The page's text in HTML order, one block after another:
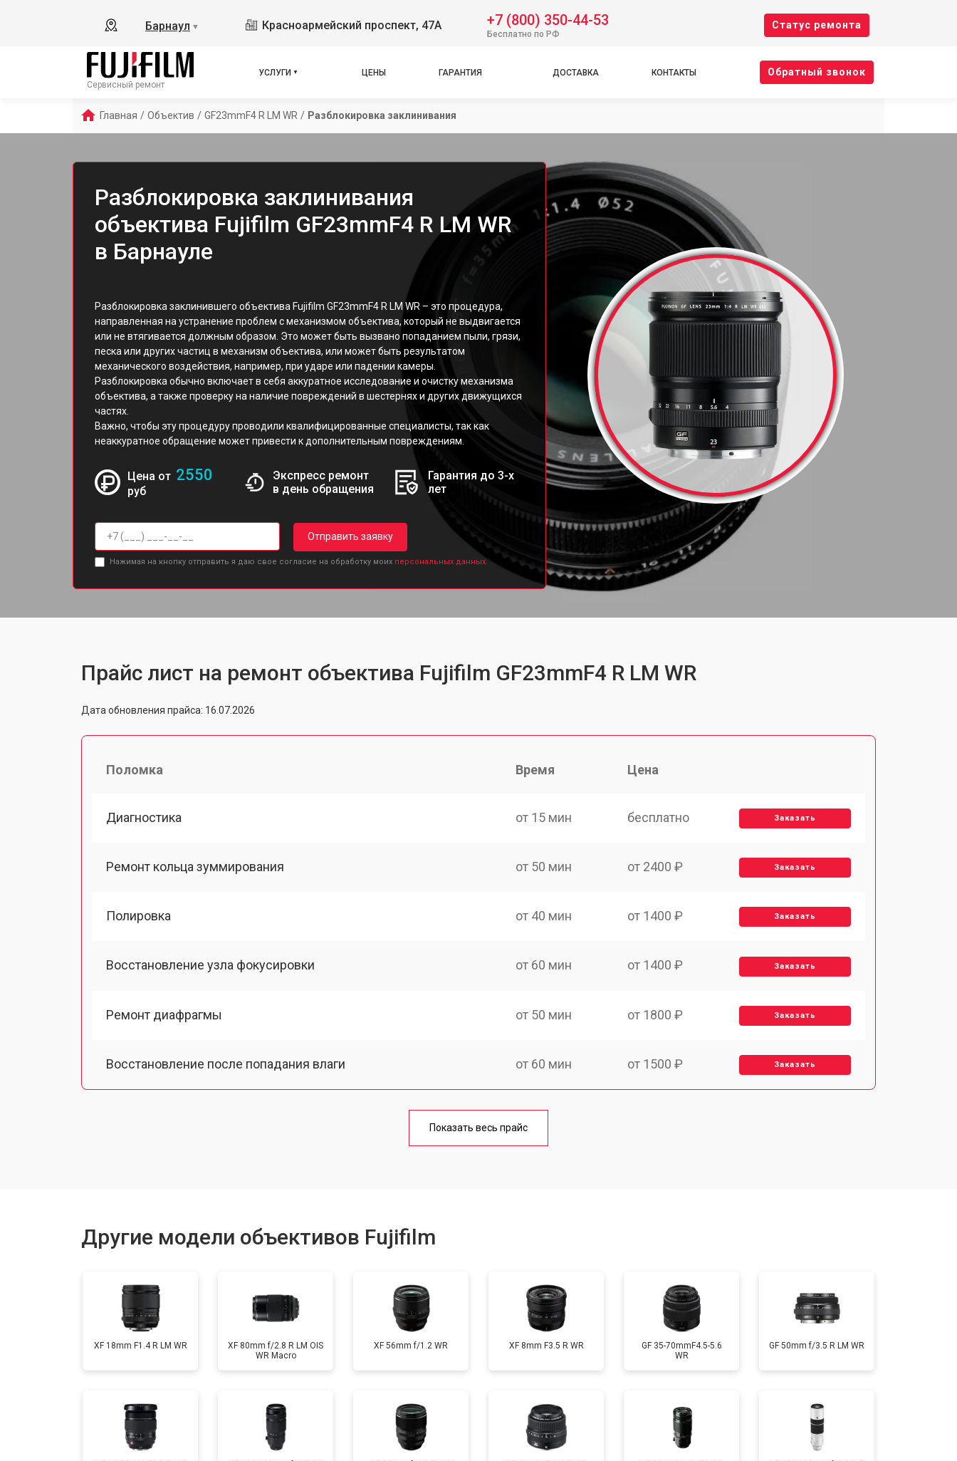
Барнаул ▼ Красноармейский проспект, 47А +7 (800) 350-44-53
Бесплатно по РФ
Cтатус ремонта
Сервисный ремонт
УСЛУГИ ЦЕНЫ ГАРАНТИЯ ДОСТАВКА КОНТАКТЫ Oбратный звонок
Главная / Объектив / GF23mmF4 R LM WR / Разблокировка заклинивания
Разблокировка заклинивания
объектива Fujifilm GF23mmF4 R LM WR
в Барнауле
Разблокировка заклинившего объектива Fujifilm GF23mmF4 R LM WR – это процедура,
направленная на устранение проблем с механизмом объектива, который не выдвигается
или не втягивается должным образом. Это может быть вызвано попаданием пыли, грязи,
песка или других частиц в механизм объектива, или может быть результатом
механического воздействия, например, при ударе или падении камеры.
Разблокировка обычно включает в себя аккуратное исследование и очистку механизма
объектива, а также проверку на наличие повреждений в шестернях и других движущихся
частях.
Важно, чтобы эту процедуру проводили квалифицированные специалисты, так как
неаккуратное обращение может привести к дополнительным повреждениям.
Цена от 2550
руб
Экспресс ремонт
в день обращения
Гарантия до 3-х
лет
Отправить заявку
Нажимая на кнопку отправить я даю свое согласие на обработку моих персональных данных.
Прайс лист на ремонт объектива Fujifilm GF23mmF4 R LM WR
Дата обновления прайса: 16.07.2026
Поломка Время Цена
Диагностика от 15 мин бесплатно Заказать
Ремонт кольца зуммирования от 50 мин от 2400 ₽ Заказать
Полировка от 40 мин от 1400 ₽ Заказать
Восстановление узла фокусировки от 60 мин от 1400 ₽ Заказать
Ремонт диафрагмы от 50 мин от 1800 ₽ Заказать
Восстановление после попадания влаги от 60 мин от 1500 ₽ Заказать
от 50 мин
Показать весь прайс
Другие модели объективов Fujifilm
XF 18mm F1.4 R LM WR
XF 80mm f/2.8 R LM OIS
WR Macro
XF 56mm f/1.2 WR XF 8mm F3.5 R WR
GF 35-70mmF4.5-5.6
WR
GF 50mm f/3.5 R LM WR